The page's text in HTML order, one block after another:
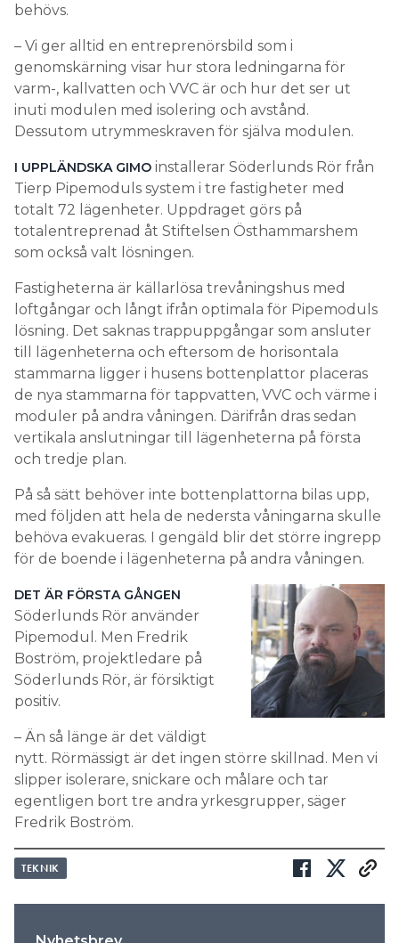
behövs.
– Vi ger alltid en entreprenörsbild som i
genomskärning visar hur stora ledningarna för
varm-, kallvatten och VVC är och hur det ser ut
inuti modulen med isolering och avstånd.
Dessutom utrymmeskraven för själva modulen.
I UPPLÄNDSKA GIMO installerar Söderlunds Rör från
Tierp Pipemoduls system i tre fastigheter med
totalt 72 lägenheter. Uppdraget görs på
totalentreprenad åt Stiftelsen Östhammarshem
som också valt lösningen.
Fastigheterna är källarlösa trevåningshus med
loftgångar och långt ifrån optimala för Pipemoduls
lösning. Det saknas trappuppgångar som ansluter
till lägenheterna och eftersom de horisontala
stammarna ligger i husens bottenplattor placeras
de nya stammarna för tappvatten, VVC och värme i
moduler på andra våningen. Därifrån dras sedan
vertikala anslutningar till lägenheterna på första
och tredje plan.
På så sätt behöver inte bottenplattorna bilas upp,
med följden att hela de nedersta våningarna skulle
behöva evakueras. I gengäld blir det större ingrepp
för de boende i lägenheterna på andra våningen.
DET ÄR FÖRSTA GÅNGEN
Söderlunds Rör använder
Pipemodul. Men Fredrik
Boström, projektledare på
Söderlunds Rör, är försiktigt
positiv.
– Än så länge är det väldigt
nytt. Rörmässigt är det ingen större skillnad. Men vi
slipper isolerare, snickare och målare och tar
egentligen bort tre andra yrkesgrupper, säger
Fredrik Boström.
TEKNIK